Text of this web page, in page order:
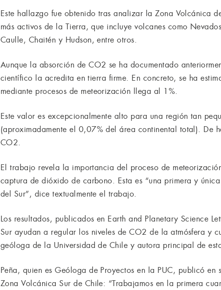
Este hallazgo fue obtenido tras analizar la Zona Volcánica
más activos de la Tierra, que incluye volcanes como
Caulle, Chaitén y Hudson, entre otros.
Aunque la absorción de CO2 se ha documentado
científico la acredita en tierra firme. En concreto, se ha
mediante procesos de meteorización llega al 1%.
Este valor es excepcionalmente alto para una región tan
(aproximadamente el 0,07% del área continental total). De
CO2.
El trabajo revela la importancia del proceso de
captura de dióxido de carbono. Esta es “una primera y
del Sur”, dice textualmente el trabajo.
Los resultados, publicados en Earth and Planetary Science
Sur ayudan a regular los niveles de CO2 de la atmósfera y
geóloga de la Universidad de Chile y autora principal de
Peña, quien es Geóloga de Proyectos en la PUC, publicó
Zona Volcánica Sur de Chile: “Trabajamos en la primera